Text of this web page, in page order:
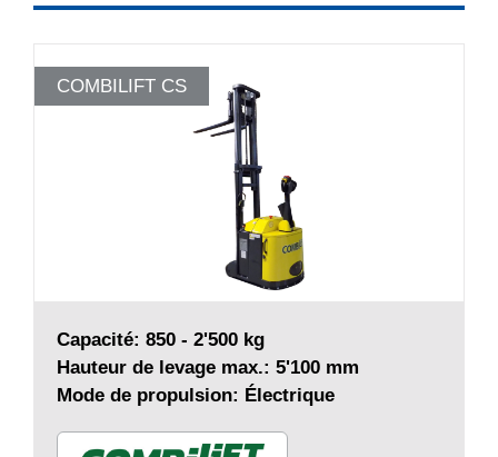
COMBILIFT CS
Capacité: 850 - 2'500 kg
Hauteur de levage max.: 5'100 mm
Mode de propulsion: Électrique